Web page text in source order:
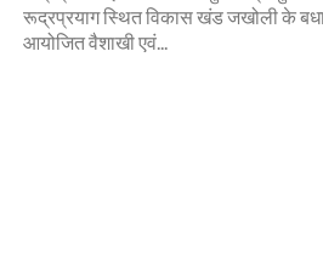
रूद्रप्रयाग स्थित विकास खंड जखोली के
आयोजित वैशाखी एवं...